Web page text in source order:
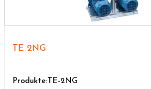
TE 2NG
Produkte:TE-2NG